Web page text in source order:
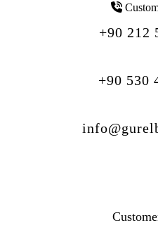
+90 212
+90 530